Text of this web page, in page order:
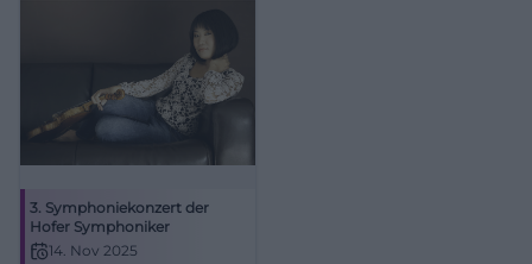
3. Symphoniekonzert der
Hofer Symphoniker
14. Nov 2025